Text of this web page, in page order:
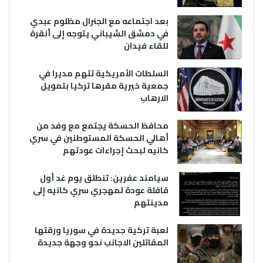
بعد اجتماعه مع الجنرال مظلوم عبدي
في دمشق الشيباني يتوجه إلى أنقرة
للقاء فيدان
السلطات الأمريكية تتهم مديرا في
جمعية خيرية مقرها تركيا بتمويل
الارهاب
محافظ الحسكة يجتمع مع وفد من
أهالي الحسكة المستوطنين في سري
كانيه لبحث إجراءات عودتهم
سيامند عفرين: تنطلق يوم غد أول
قافلة عودة لمهجري سري كانيه إلى
مدينتهم
لعبة تركية جديدة في سوريا ورقتها
المقاتلين الاجانب نحو وجهة جديدة